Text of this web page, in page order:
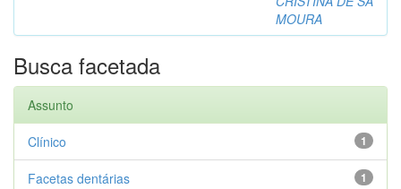
MOURA
Busca facetada
Assunto
1
Clínico
1
Facetas dentárias